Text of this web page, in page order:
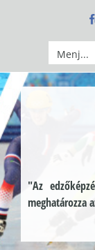
Menj...
"Az
meghatározza